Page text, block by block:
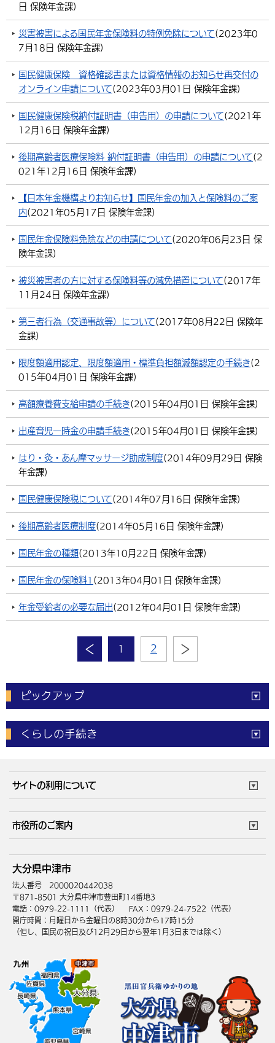
日 保険年金課)
災害被害による国民年金保険料の特例免除について(2023年0
7月18日 保険年金課)
国民健康保険 資格確認書または資格情報のお知らせ再交付の
オンライン申請について(2023年03月01日 保険年金課)
国民健康保険税納付証明書（申告用）の申請について(2021年
12月16日 保険年金課)
後期高齢者医療保険料 納付証明書（申告用）の申請について(2
021年12月16日 保険年金課)
【日本年金機構よりお知らせ】国民年金の加入と保険料のご案
内(2021年05月17日 保険年金課)
国民年金保険料免除などの申請について(2020年06月23日 保
険年金課)
被災被害者の方に対する保険料等の減免措置について(2017年
11月24日 保険年金課)
第三者行為（交通事故等）について(2017年08月22日 保険年
金課)
限度額適用認定、限度額適用・標準負担額減額認定の手続き(2
015年04月01日 保険年金課)
高額療養費支給申請の手続き(2015年04月01日 保険年金課)
出産育児一時金の申請手続き(2015年04月01日 保険年金課)
はり・灸・あん摩マッサージ助成制度(2014年09月29日 保険
年金課)
国民健康保険税について(2014年07月16日 保険年金課)
後期高齢者医療制度(2014年05月16日 保険年金課)
国民年金の種類(2013年10月22日 保険年金課)
国民年金の保険料1 (2013年04月01日 保険年金課)
年金受給者の必要な届出(2012年04月01日 保険年金課)
1 2
ピックアップ
電子申請 窓口の混雑状況
体育施設予約状況 ご意見・ご要望
くらしの手続き
成人・仕事
住まい・引越 ごみ・環境
健康・医療 障がい・福祉
高齢・介護
サイトの利用について
サイトマップ
市役所のご案内
庁舎地図 組織案内
中津市へのアクセス
大分県中津市
法人番号 2000020442038
〒871-8501 大分県中津市豊田町14番地3
電話：0979-22-1111（代表）
FAX：0979-24-7522（代表）
開庁時間：月曜日から金曜日の8時30分から17時15分
（但し、国民の祝日及び12月29日から翌年1月3日までは除く）